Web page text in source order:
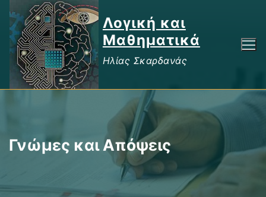
Μετάβαση
στο
περιεχόμενο
Λογική και
Μαθηματικά
Ηλίας Σκαρδανάς
Γνώμες και Απόψεις